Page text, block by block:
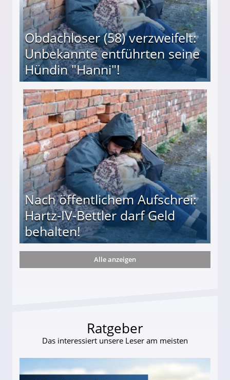
Obdachloser (58) verzweifelt:
Unbekannte entführten seine
Hündin "Hanni"!
entführten seine Hündin "Hanni"!
Nach öffentlichem Aufschrei:
Hartz-IV-Bettler darf Geld
behalten!
darf Geld behalten!
Alle anzeigen
Ratgeber
Das interessiert unsere Leser am meisten